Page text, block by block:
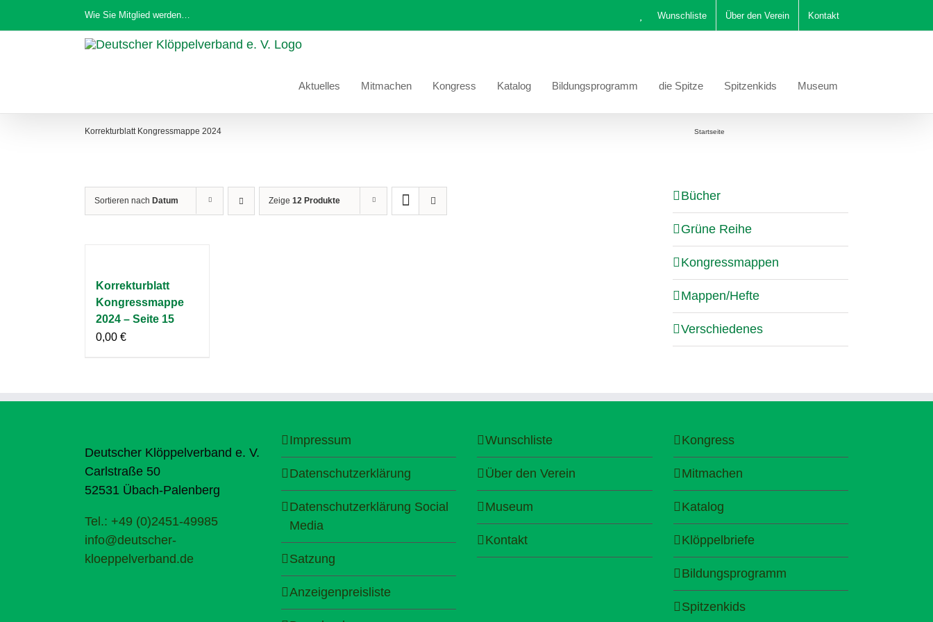
Inhalt
Wie Sie Mitglied werden… Wunschliste Über den Verein Kontakt
Aktuelles Mitmachen Kongress Katalog Bildungsprogramm die Spitze Spitzenkids Museum
Korrekturblatt Kongressmappe 2024 Startseite
Sortieren nach Datum Zeige 12 Produkte
Korrekturblatt
Kongressmappe
2024 – Seite 15
0,00 €
Bücher
Grüne Reihe
Kongressmappen
Mappen/Hefte
Verschiedenes
Deutscher Klöppelverband e. V.
Carlstraße 50
52531 Übach-Palenberg
Tel.: +49 (0)2451-49985
info@deutscher-
kloeppelverband.de
Impressum
Datenschutzerklärung
Datenschutzerklärung Social
Media
Satzung
Anzeigenpreisliste
Wunschliste
Über den Verein
Museum
Kontakt
Kongress
Mitmachen
Katalog
Klöppelbriefe
Bildungsprogramm
Spitzenkids